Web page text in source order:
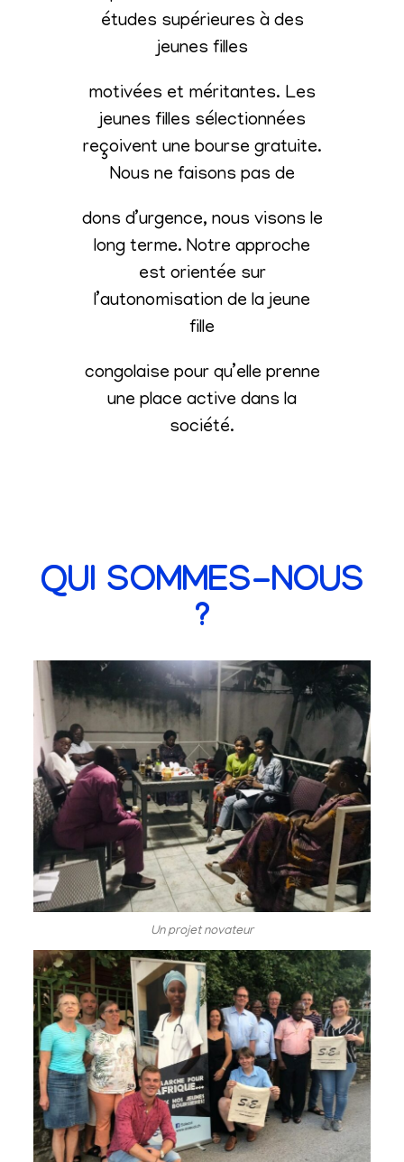
études supérieures à des
jeunes filles
motivées et méritantes. Les
jeunes filles sélectionnées
reçoivent une bourse gratuite.
Nous ne faisons pas de
dons d’urgence, nous visons le
long terme. Notre approche
est orientée sur
l’autonomisation de la jeune
fille
congolaise pour qu’elle prenne
une place active dans la
société.
QUI SOMMES-NOUS
?
Un projet novateur